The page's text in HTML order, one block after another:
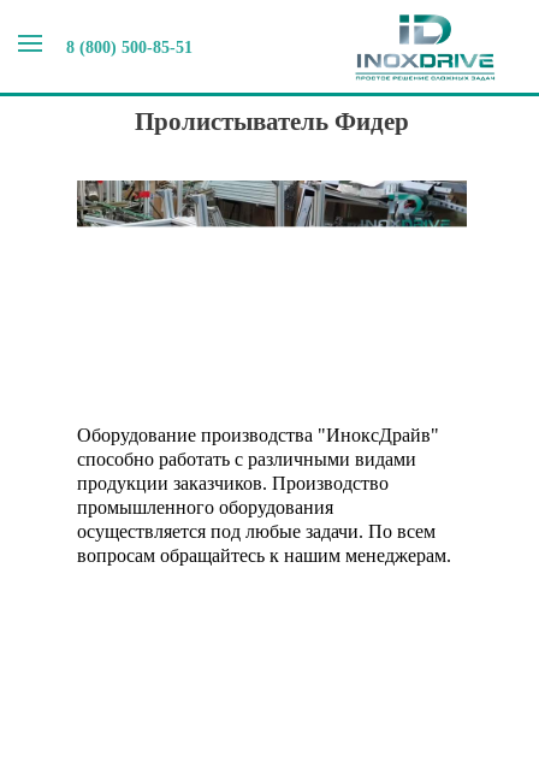
8 (800) 500-85-51
Главная > Наши новости Пролистыватель Фидер
Пролистыватель Фидер
Оборудование производства "ИноксДрайв"
способно работать с различными видами
продукции заказчиков. Производство
промышленного оборудования
осуществляется под любые задачи. По всем
вопросам обращайтесь к нашим менеджерам.